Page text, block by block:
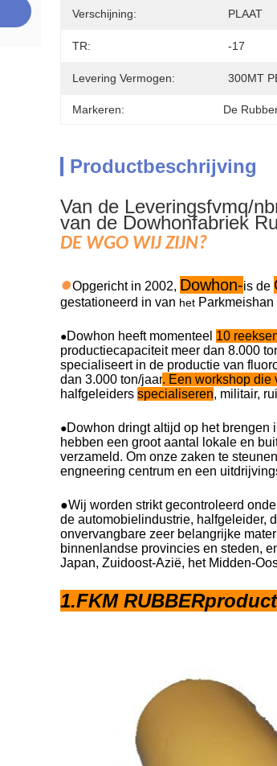
Verschijning: PLAAT
TR: -17
Levering Vermogen: 300MT
Markeren: De
Productbeschrijving
Van de Leveringsfvmq/
van de Dowhonfabriek
DE WGO WIJ ZIJN?
●Opgericht in 2002, Dowhon-is de
gestationeerd in van het
●Dowhon heeft momenteel 10
productiecapaciteit meer dan 8.000
specialiseert in de productie van
dan 3.000 ton/jaar. Een workshop die
halfgeleiders specialiseren, militair,
●Dowhon dringt altijd op het
hebben een groot aantal lokale en
verzameld. Om onze zaken te
engneering centrum en een
●Wij worden strikt gecontroleerd
de automobielindustrie, halfgeleider,
onvervangbare zeer belangrijke
binnenlandse provincies en steden,
Japan, Zuidoost-Azië, het Midden-
1.FKM